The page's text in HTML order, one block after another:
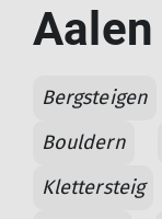
Aalen
Bergsteigen
Bouldern
Klettersteig